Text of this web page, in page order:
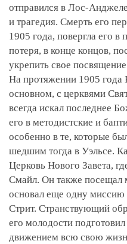
отправился в Лос-
и трагедия. Смерть его
1905 года, повергла его в
потеря, в конце концов,
укрепить свое
На протяжении 1905 года
основном, с церквями
всегда искал последнее
его в методистские и
особенно в те, которые
шедшим тогда в Уэльсе.
Церковь Нового Завета,
Смайл. Он также посещал
основал еще одну
Стрит. Странствующий
его молодости
движением всю свою